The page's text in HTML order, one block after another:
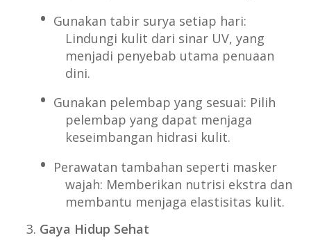
Gunakan tabir surya setiap hari:
Lindungi kulit dari sinar UV, yang
menjadi penyebab utama penuaan
dini.
Gunakan pelembap yang sesuai: Pilih
pelembap yang dapat menjaga
keseimbangan hidrasi kulit.
Perawatan tambahan seperti masker
wajah: Memberikan nutrisi ekstra dan
membantu menjaga elastisitas kulit.
Gaya Hidup Sehat